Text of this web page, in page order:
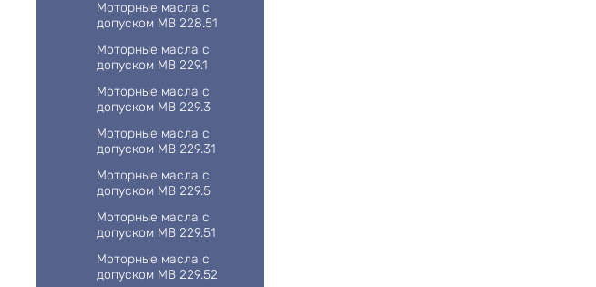
Моторные масла с
допуском MB 228.51
Моторные масла с
допуском MB 229.1
Моторные масла с
допуском MB 229.3
Моторные масла с
допуском MB 229.31
Моторные масла с
допуском MB 229.5
Моторные масла с
допуском MB 229.51
Моторные масла с
допуском MB 229.52